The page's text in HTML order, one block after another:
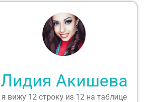
Лидия Акишева
я вижу 12 строку из 12 на таблице